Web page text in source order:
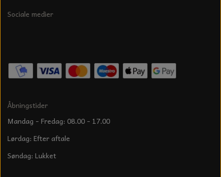
Sociale medier
Åbningstider
Mandag - Fredag: 08.00 - 17.00
Lørdag: Efter aftale
Søndag: Lukket